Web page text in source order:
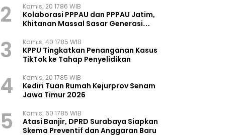
2 Kamis, 20 1786 WIB
Kolaborasi PPPAU dan PPPAU Jatim,
Khitanan Massal Sasar Generasi
3 Kamis, 40 1785 WIB
KPPU Tingkatkan Penanganan Kasus
TikTok ke Tahap Penyelidikan
4 Kamis, 20 1785 WIB
Kediri Tuan Rumah Kejurprov Senam
Jawa Timur 2026
5 Kamis, 60 1785 WIB
Atasi Banjir, DPRD Surabaya Siapkan
Skema Preventif dan Anggaran Baru